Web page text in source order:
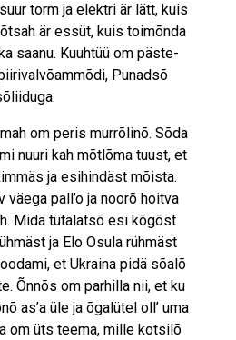
torm ja elektri är lätt, kuis
är essüt, kuis toimõnda
saanu. Kuuhtüü om päste­
Punadsõ
om peris murrõlinõ. Sõda
nuuri kah mõtlõma tuust, et
ja esihindäst mõista.
pall’o ja noorõ hoitva
Midä tütälatsõ esi kõgõst
ja Elo Osula rühmäst
et Ukraina pidä sõalõ
Õnnõs om parhilla nii, et ku
as’a üle ja õgalütel oll’ uma
om üts teema, mille kotsilõ